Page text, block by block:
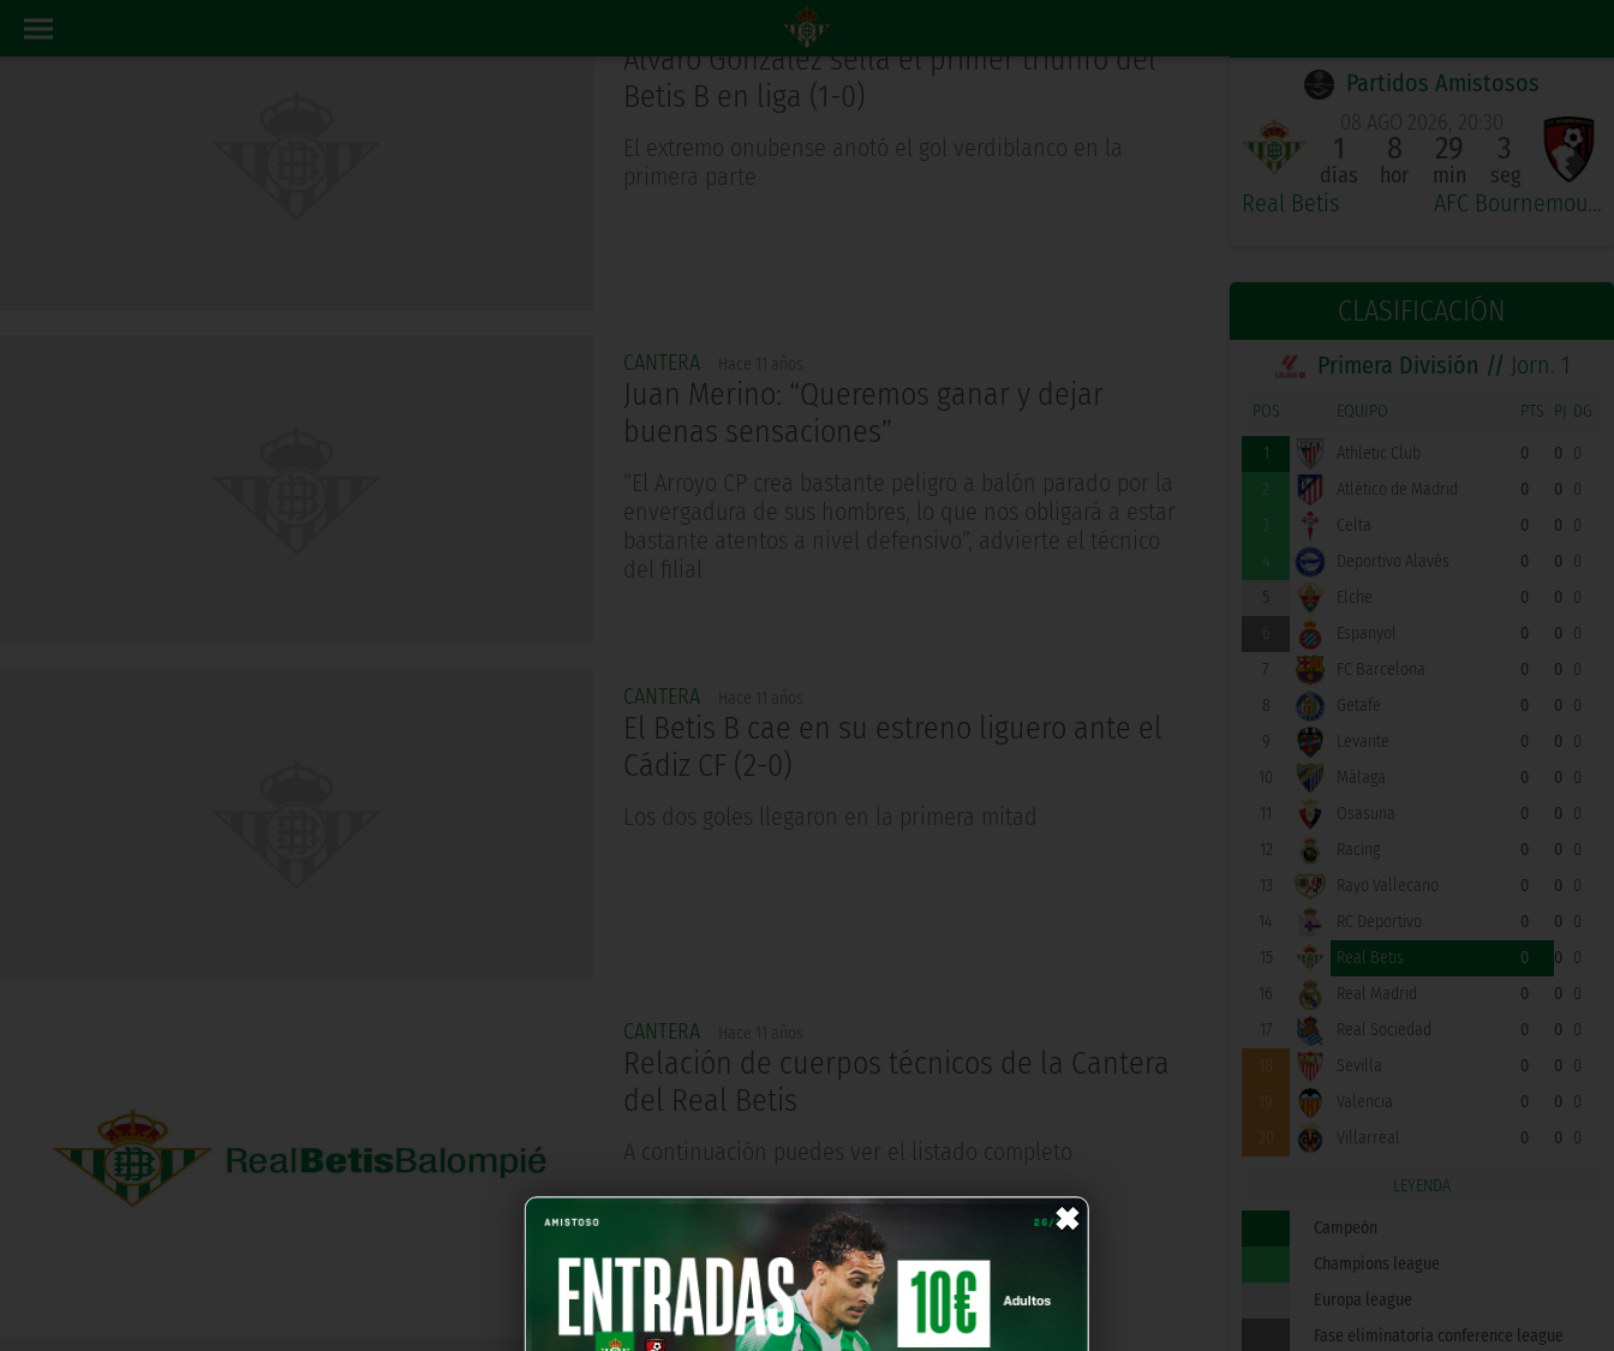
×
Partidos Amistosos
Real Betis
08 AGO 2026, 20:30
1
días
8
hor
29
min
3
seg
AFC Bournemouth
CLASIFICACIÓN
Primera División // Jorn. 1
POS EQUIPO PTS PJ DG
1 Athletic Club 0 0
0
2
Atlético de Madrid 0 0
0
3
Celta 0 0
0
4
Deportivo Alavés 0 0
0
5
Elche 0 0
0
Espanyol 0 0
0
7
FC Barcelona 0 0
0
8
Getafe 0 0
0
9
Levante 0 0
0
10
Málaga 0 0
0
11
Osasuna 0 0
0
12
Racing 0 0
0
13
Rayo Vallecano 0 0
0
14
RC Deportivo 0 0
0
15
Real Betis 0 0
0
16
Real Madrid 0 0
0
17
Real Sociedad 0 0
0
18
Sevilla 0 0
0
19
Valencia 0 0
0
20
Villarreal 0 0 0
LEYENDA
Campeón
Champions league
Europa league
Fase eliminatoria conference league
Hace 11 años
Álvaro González sella el primer triunfo del
Betis B en liga (1-0)
El extremo onubense anotó el gol verdiblanco en la
primera parte
CANTERA Hace 11 años
Juan Merino: “Queremos ganar y dejar
buenas sensaciones”
“El Arroyo CP crea bastante peligro a balón parado por la
envergadura de sus hombres, lo que nos obligará a estar
bastante atentos a nivel defensivo”, advierte el técnico
del filial
CANTERA Hace 11 años
El Betis B cae en su estreno liguero ante el
Cádiz CF (2-0)
Los dos goles llegaron en la primera mitad
CANTERA Hace 11 años
Relación de cuerpos técnicos de la Cantera
del Real Betis
A continuación puedes ver el listado completo